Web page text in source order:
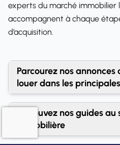
experts du marché immobilier
accompagnent à chaque
d’acquisition.
Parcourez nos
louer dans les
Location appartement
Location appartement
Retrouvez nos guides
immobilière